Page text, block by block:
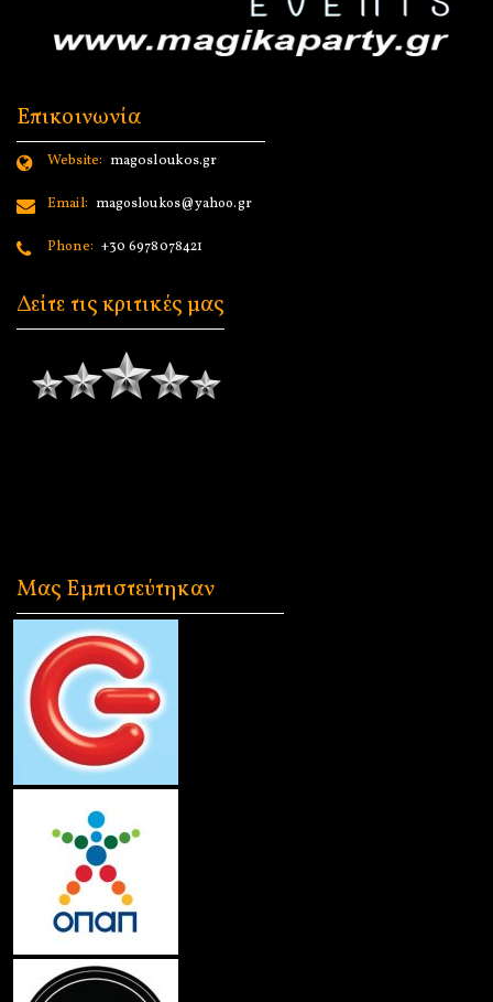
Επικοινωνία
Website: magosloukos.gr
Email: magosloukos@yahoo.gr
Phone: +30 6978078421
Δείτε τις κριτικές μας
Μας Εμπιστεύτηκαν